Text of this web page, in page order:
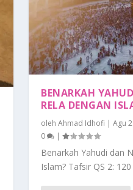
BENARKAH
RELA DENGAN
olehAhmad Idhofi |Agu
0
|
Benarkah Yahudi dan
Islam? Tafsir QS 2: